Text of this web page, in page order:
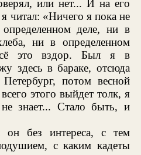
или нет... И на его
читал: «Ничего я пока не
деле, ни в
ни в определенном
это вздор. Был я в
здесь в бараке, отсюда
потом весной
этого выйдет толк, я
знает... Стало быть, и
он без интереса, с тем
с каким кадеты